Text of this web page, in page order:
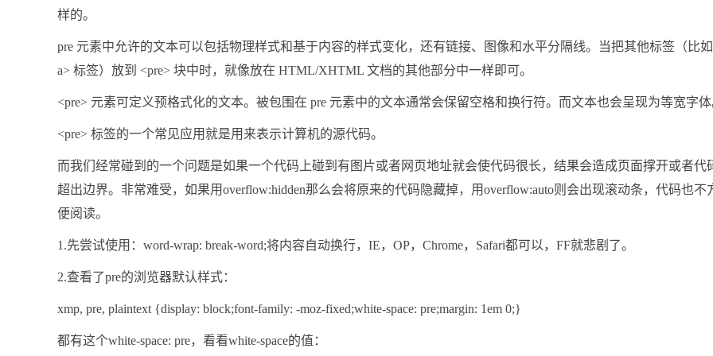
样的。
pre 元素中允许的文本可以包括物理样式和基于内容的样式变化，还有链接、图像和水平分隔线。当把其他标签（比
a> 标签）放到 <pre> 块中时，就像放在 HTML/XHTML 文档的其他部分中一样即可。
<pre> 元素可定义预格式化的文本。被包围在 pre 元素中的文本通常会保留空格和换行符。而文本也会呈现为等宽字体
<pre> 标签的一个常见应用就是用来表示计算机的源代码。
而我们经常碰到的一个问题是如果一个代码上碰到有图片或者网页地址就会使代码很长，结果会造成页面撑开或者代
超出边界。非常难受，如果用overflow:hidden那么会将原来的代码隐藏掉，用overflow:auto则会出现滚动条，代码也不
便阅读。
1.先尝试使用：word-wrap: break-word;将内容自动换行，IE，OP，Chrome，Safari都可以，FF就悲剧了。
2.查看了pre的浏览器默认样式：
xmp, pre, plaintext {display: block;font-family: -moz-fixed;white-space: pre;margin: 1em 0;}
都有这个white-space: pre，看看white-space的值：